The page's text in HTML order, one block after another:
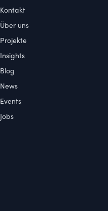
Kontakt
Über uns
Projekte
Insights
Blog
News
Events
Jobs